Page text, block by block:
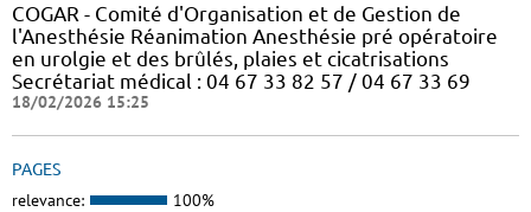
COGAR - Comité d'Organisation et de Gestion de
l'Anesthésie Réanimation Anesthésie pré opératoire
en urolgie et des brûlés, plaies et cicatrisations
Secrétariat médical : 04 67 33 82 57 / 04 67 33 69
18/02/2026 15:25
PAGES
relevance: 100%